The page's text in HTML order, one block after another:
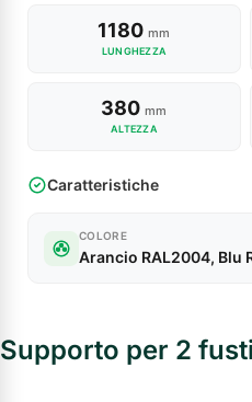
1180mm
LUNGHEZZA
380mm
ALTEZZA
Caratteristiche
COLORE
Arancio RAL2004, Blu
Supporto per 2